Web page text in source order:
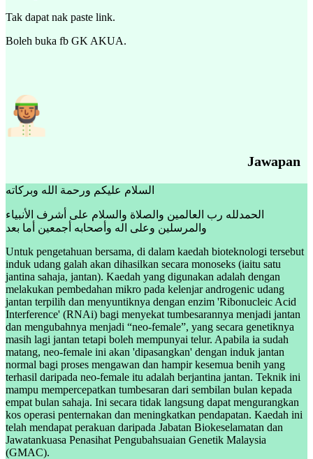
Tak dapat nak paste link.
Boleh buka fb GK AKUA.
Jawapan
السلام عليكم ورحمة الله وبركاته
الحمدلله رب العالمين والصلاة والسلام على أشرف الأنبياء
والمرسلين وعلى اله وأصحابه أجمعين أما بعد
Untuk pengetahuan bersama, di dalam kaedah bioteknologi tersebut
induk udang galah akan dihasilkan secara monoseks (iaitu satu
jantina sahaja, jantan). Kaedah yang digunakan adalah dengan
melakukan pembedahan mikro pada kelenjar androgenic udang
jantan terpilih dan menyuntiknya dengan enzim 'Ribonucleic Acid
Interference' (RNAi) bagi menyekat tumbesarannya menjadi jantan
dan mengubahnya menjadi “neo-female”, yang secara genetiknya
masih lagi jantan tetapi boleh mempunyai telur. Apabila ia sudah
matang, neo-female ini akan 'dipasangkan' dengan induk jantan
normal bagi proses mengawan dan hampir kesemua benih yang
terhasil daripada neo-female itu adalah berjantina jantan. Teknik ini
mampu mempercepatkan tumbesaran dari sembilan bulan kepada
empat bulan sahaja. Ini secara tidak langsung dapat mengurangkan
kos operasi penternakan dan meningkatkan pendapatan. Kaedah ini
telah mendapat perakuan daripada Jabatan Biokeselamatan dan
Jawatankuasa Penasihat Pengubahsuaian Genetik Malaysia
(GMAC).